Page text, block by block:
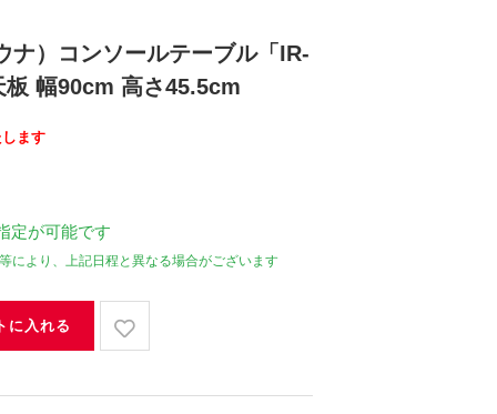
ナ）コンソールテーブル「IR-
板 幅90cm 高さ45.5cm
ます
定が可能です
により、上記日程と異なる場合がございます
に入れる